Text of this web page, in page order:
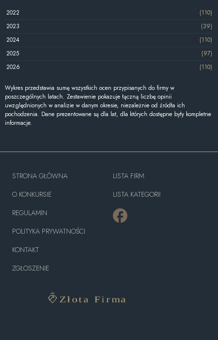
2022
(110)
2023
(39)
2024
(110)
2025
(97)
2026
(110)
Wykres przedstawia sumę wszystkich ocen przypisanych do firmy w
poszczególnych latach. Zestawienie pokazuje łączną liczbę opinii
uwzględnionych w analizie w danym okresie, niezależnie od źródła ich
pochodzenia. Dane prezentowane są dla lat, dla których dostępne były kompletne
informacje.
STRONA GŁÓWNA
O KONKURSIE
REGULAMIN
POLITYKA PRYWATNOŚCI
KONTAKT
ZGŁOSZENIE
LISTA FIRM
LISTA KATEGORII